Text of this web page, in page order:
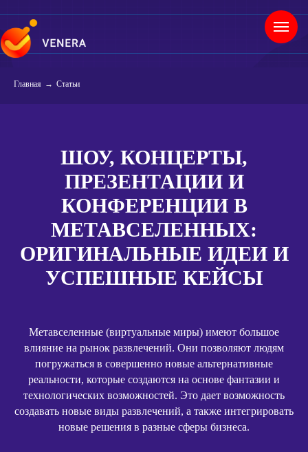
Главная → Статьи
ШОУ, КОНЦЕРТЫ,
ПРЕЗЕНТАЦИИ И
КОНФЕРЕНЦИИ В
МЕТАВСЕЛЕННЫХ:
ОРИГИНАЛЬНЫЕ ИДЕИ И
УСПЕШНЫЕ КЕЙСЫ
Метавселенные (виртуальные миры) имеют большое
влияние на рынок развлечений. Они позволяют людям
погружаться в совершенно новые альтернативные
реальности, которые создаются на основе фантазии и
технологических возможностей. Это дает возможность
создавать новые виды развлечений, а также интегрировать
новые решения в разные сферы бизнеса.